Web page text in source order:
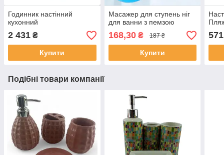
Годинник настінний
кухонний
2 431 ₴
Купити
Масажер для ступень ніг
для ванни з пемзою
168,30₴ 187 ₴
Купити
571
Подібні товари компанії